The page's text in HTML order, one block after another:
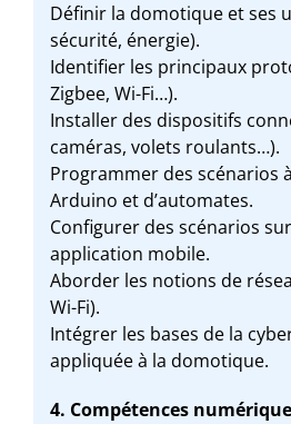
Définir la domotique et ses
sécurité, énergie).
Identifier les principaux
Zigbee, Wi-Fi…).
Installer des dispositifs
caméras, volets roulants…).
Programmer des scénarios
Arduino et d’automates.
Configurer des scénarios
application mobile.
Aborder les notions de
Wi-Fi).
Intégrer les bases de la
appliquée à la domotique.
4. Compétences